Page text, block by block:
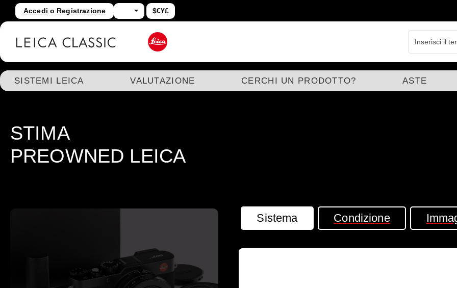
al contenuto principale
Salta alla ricerca
Accedi o Registrazione $€¥£
SISTEMI LEICA VALUTAZIONE CERCHI UN PRODOTTO? ASTE
STIMA
PREOWNED LEICA
Sistema Condizione